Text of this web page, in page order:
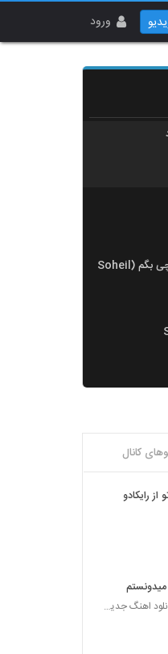
ورود
حمید صفت
دانلود آهنگ سهیل رحمانی یه چی بگم (Soheil
Vahid
کانال
رایکادو
دانلود آهنگ جدید، دانلود اهنگ جدید ایرانی